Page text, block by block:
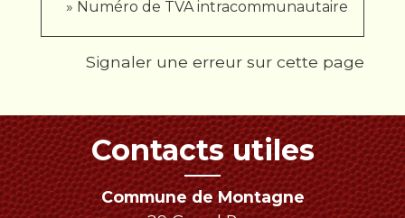
Numéro de TVA intracommunautaire
Signaler une erreur sur cette page
Contacts utiles
Commune de Montagne